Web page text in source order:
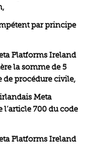
par principe
Platforms Ireland
la somme de 5
de procédure civile,
Meta
700 du code
Platforms Ireland